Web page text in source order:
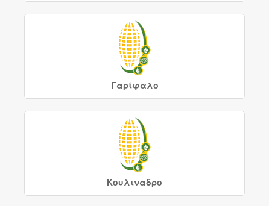
Γαρίφαλο
Κουλιναδρο